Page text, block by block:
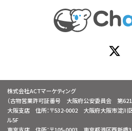
株式会社ACTマーケティング
（古物営業許可証番号 大阪府公安委員会 第
大阪支店 住所：〒532-0002 大阪府大阪市淀川
ル5F